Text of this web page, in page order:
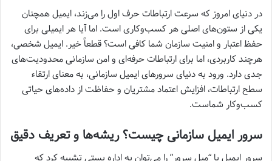
در دنیای امروز که سرعت ارتباطات حرف اول را می‌زند، ایمیل همچنان
یکی از ستون‌های اصلی هر کسب‌وکاری است. اما آیا هر ایمیلی برای
حفظ اعتبار و امنیت سازمان شما کافی است؟ قطعاً خیر. ایمیل شخصی،
هرچند کاربردی، اما برای ارتباطات حرفه‌ای و امن سازمانی محدودیت‌های
جدی دارد. ورود به دنیای سرورهای ایمیل سازمانی، به معنای ارتقاء
سطح ارتباطات، افزایش اعتماد مشتریان و حفاظت از داده‌های حیاتی
کسب‌وکار شماست.
سرور ایمیل سازمانی چیست؟ ریشه‌ها و تعریف دقیق
سرور ایمیل یا “میل سرور” را می‌توان به اداره پستی تشبیه کرد که